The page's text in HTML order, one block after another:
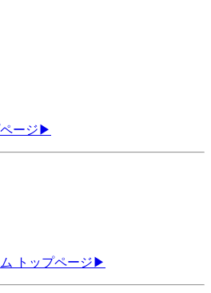
ージ ▶
トップページ ▶